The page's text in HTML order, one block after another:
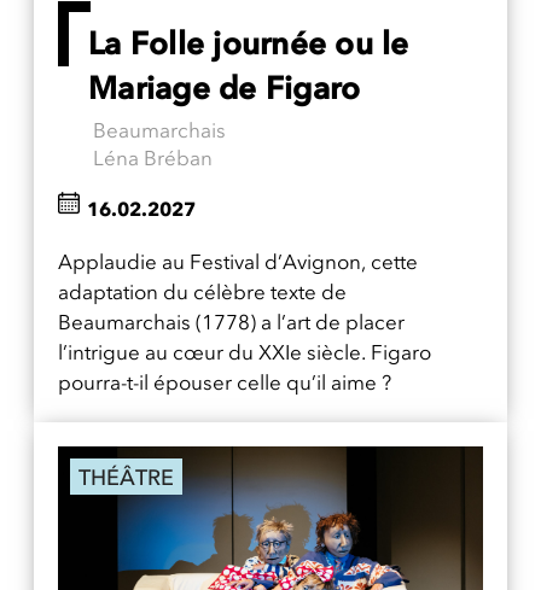
La Folle journée ou le
Mariage de Figaro
Beaumarchais
Léna Bréban
Applaudie au Festival d’Avignon, cette
adaptation du célèbre texte de
Beaumarchais (1778) a l’art de placer
l’intrigue au cœur du XXIe siècle. Figaro
pourra-t-il épouser celle qu’il aime ?
16.02.2027
THÉÂTRE